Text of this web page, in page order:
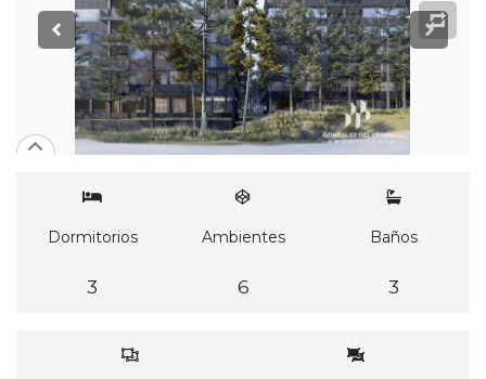
Dormitorios
3
Ambientes
6
Baños
3